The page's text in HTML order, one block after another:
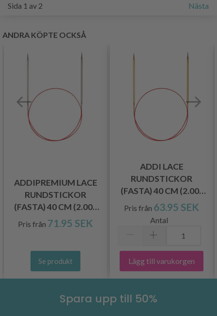
Sida 1 av 2 Nästa
ANDRA KÖPTE OCKSÅ
ADDIPREMIUM LACE
RUNDSTICKOR
(FASTA) 40 CM (2.00–
8.00 MM)
Pris från 71.95 SEK
Se produkt
ADDI LACE
RUNDSTICKOR
(FASTA) 40 CM (2.00-
8.00MM)
Pris från 63.95 SEK
Antal
Lägg till varukorgen
Spara upp till 50%